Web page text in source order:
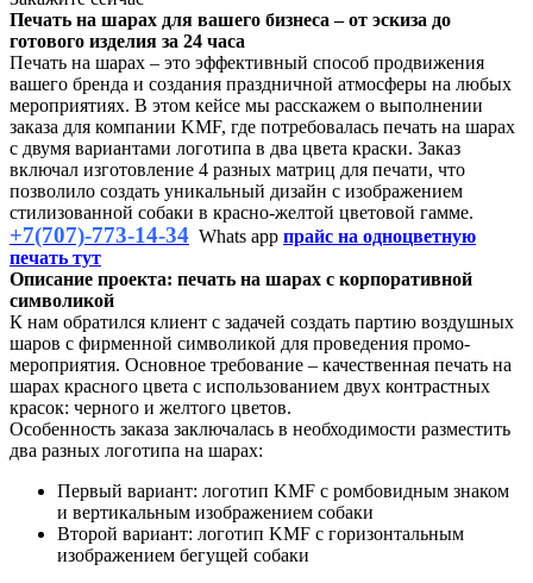
Печать на шарах для вашего бизнеса – от эскиза до
готового изделия за 24 часа
Печать на шарах – это эффективный способ продвижения
вашего бренда и создания праздничной атмосферы на любых
мероприятиях. В этом кейсе мы расскажем о выполнении
заказа для компании KMF, где потребовалась печать на шарах
с двумя вариантами логотипа в два цвета краски. Заказ
включал изготовление 4 разных матриц для печати, что
позволило создать уникальный дизайн с изображением
стилизованной собаки в красно-желтой цветовой гамме.
+7(707)-773-14-34 Whats app прайс на одноцветную
печать тут
Описание проекта: печать на шарах с корпоративной
символикой
К нам обратился клиент с задачей создать партию воздушных
шаров с фирменной символикой для проведения промо-
мероприятия. Основное требование – качественная печать на
шарах красного цвета с использованием двух контрастных
красок: черного и желтого цветов.
Особенность заказа заключалась в необходимости разместить
два разных логотипа на шарах:
Первый вариант: логотип KMF с ромбовидным знаком
и вертикальным изображением собаки
Второй вариант: логотип KMF с горизонтальным
изображением бегущей собаки